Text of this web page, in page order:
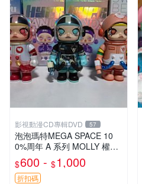
影視動漫CD專輯DVD 57
泡泡瑪特MEGA SPACE 10
0%周年 A 系列 MOLLY 權威
隱藏款 嚴選薄荷巧克力色 80
年代風味 權威推薦 合適收藏
$600 - $1,000
折扣碼